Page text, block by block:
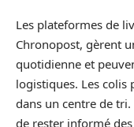
Les plateformes de
Chronopost, gèrent
quotidienne et
logistiques. Les colis
dans un centre de
de rester informé